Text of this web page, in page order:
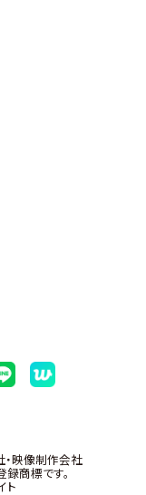
・映像制作会社
商標です。
ト